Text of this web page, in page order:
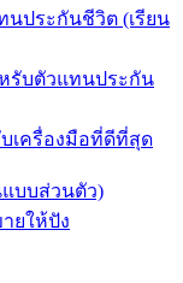
ประกันชีวิต (เรียน
รับตัวแทนประกัน
บเครื่องมือที่ดีที่สุด
บบส่วนตัว)
ยให้ปัง